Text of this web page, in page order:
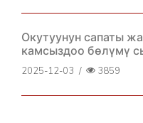
Окутуунун сапаты
камсыздоо бөлүмү
2025-12-03 / 3859